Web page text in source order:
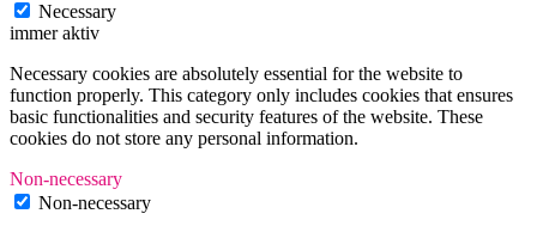
Necessary
immer aktiv
Necessary cookies are absolutely essential for the website to
function properly. This category only includes cookies that ensures
basic functionalities and security features of the website. These
cookies do not store any personal information.
Non-necessary
Non-necessary